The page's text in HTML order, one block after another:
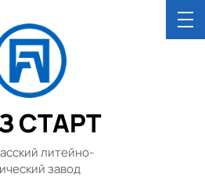
СТАРТ
литейно-
завод